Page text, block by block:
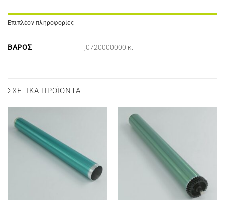
Επιπλέον πληροφορίες
ΒΆΡΟΣ ,0720000000 κ.
ΣΧΕΤΙΚΆ ΠΡΟΪΌΝΤΑ